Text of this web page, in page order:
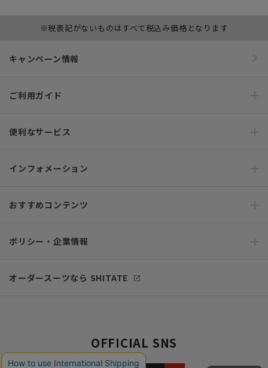
※税表記がないものはすべて税込み価格となります
キャンペーン情報
ご利用ガイド
便利なサービス
インフォメーション
おすすめコンテンツ
ポリシー・企業情報
オーダースーツなら SHITATE
OFFICIAL SNS